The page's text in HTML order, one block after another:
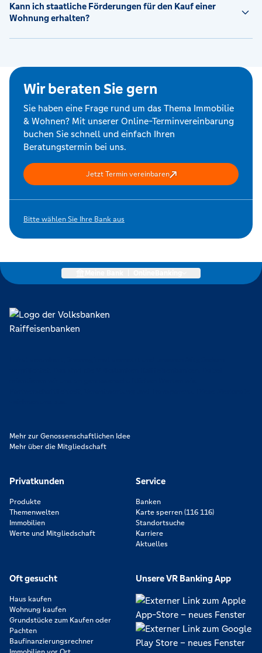
Kann ich staatliche Förderungen für den Kauf einer
Wohnung erhalten?
Wir beraten Sie gern
Sie haben eine Frage rund um das Thema Immobilie
& Wohnen? Mit unserer Online-Terminvereinbarung
buchen Sie schnell und einfach Ihren
Beratungstermin bei uns.
Jetzt Termin vereinbaren
Bitte wählen Sie Ihre Bank aus
Mehr zur Genossenschaftlichen Idee
Mehr über die Mitgliedschaft
Privatkunden
Produkte
Themenwelten
Immobilien
Werte und Mitgliedschaft
Service
Banken
Karte sperren (116 116)
Standortsuche
Karriere
Aktuelles
Oft gesucht
Haus kaufen
Wohnung kaufen
Grundstücke zum Kaufen oder
Pachten
Baufinanzierungsrechner
Unsere VR Banking App